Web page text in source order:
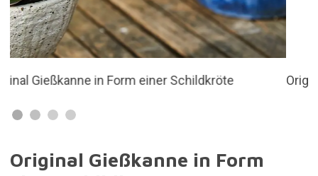
Pflanzen zu gießen.
29,99€
Versandkosten für alle in deiner Bestellung
enthaltenen Artikel: 5,95€